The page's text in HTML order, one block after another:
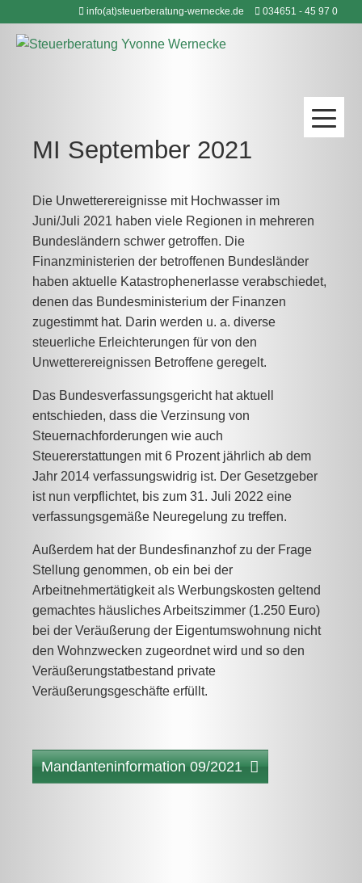
springen
info(at)steuerberatung-wernecke.de 034651 - 45 97 0
MI September 2021
Die Unwetterereignisse mit Hochwasser im
Juni/Juli 2021 haben viele Regionen in mehreren
Bundesländern schwer getroffen. Die
Finanzministerien der betroffenen Bundesländer
haben aktuelle Katastrophenerlasse verabschiedet,
denen das Bundesministerium der Finanzen
zugestimmt hat. Darin werden u. a. diverse
steuerliche Erleichterungen für von den
Unwetterereignissen Betroffene geregelt.
Das Bundesverfassungsgericht hat aktuell
entschieden, dass die Verzinsung von
Steuernachforderungen wie auch
Steuererstattungen mit 6 Prozent jährlich ab dem
Jahr 2014 verfassungswidrig ist. Der Gesetzgeber
ist nun verpflichtet, bis zum 31. Juli 2022 eine
verfassungsgemäße Neuregelung zu treffen.
Außerdem hat der Bundesfinanzhof zu der Frage
Stellung genommen, ob ein bei der
Arbeitnehmertätigkeit als Werbungskosten geltend
gemachtes häusliches Arbeitszimmer (1.250 Euro)
bei der Veräußerung der Eigentumswohnung nicht
den Wohnzwecken zugeordnet wird und so den
Veräußerungstatbestand private
Veräußerungsgeschäfte erfüllt.
Mandanteninformation 09/2021